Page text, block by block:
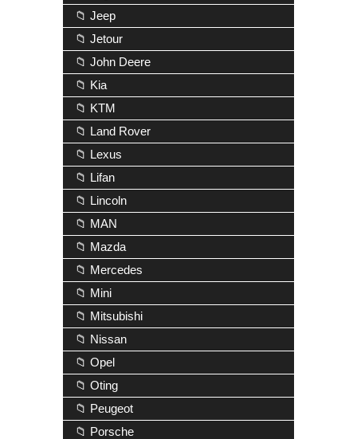
📁 Jeep
📁 Jetour
📁 John Deere
📁 Kia
📁 KTM
📁 Land Rover
📁 Lexus
📁 Lifan
📁 Lincoln
📁 MAN
📁 Mazda
📁 Mercedes
📁 Mini
📁 Mitsubishi
📁 Nissan
📁 Opel
📁 Oting
📁 Peugeot
📁 Porsche